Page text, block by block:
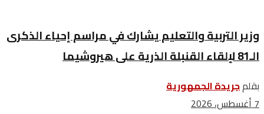
وزير التربية والتعليم يشارك في مراسم إحياء الذكرى
الـ81 لإلقاء القنبلة الذرية على هيروشيما
بقلمجريدة الجمهورية
7 أغسطس، 2026